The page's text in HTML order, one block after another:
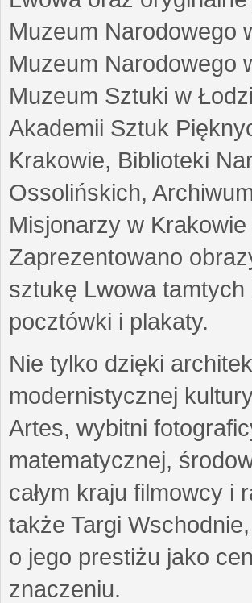
Muzeum Narodowego
Muzeum Narodowego
Muzeum Sztuki w
Akademii Sztuk
Krakowie, Biblioteki
Ossolińskich,
Misjonarzy w
Zaprezentowano
sztukę Lwowa
pocztówki i plakaty.
Nie tylko dzięki
modernistycznej
Artes, wybitni
matematycznej,
całym kraju filmowcy i
także Targi
o jego prestiżu jako
znaczeniu.